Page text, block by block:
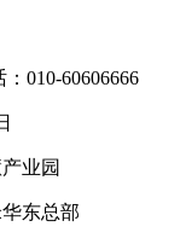
010-60606666
业园
东总部